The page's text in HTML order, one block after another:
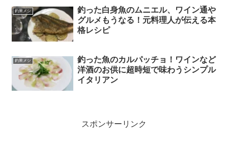
釣果メシ
釣った白身魚のムニエル、ワイン通や
グルメもうなる！元料理人が伝える本
格レシピ
釣果メシ
釣った魚のカルパッチョ！ワインなど
洋酒のお供に超時短で味わうシンプル
イタリアン
スポンサーリンク